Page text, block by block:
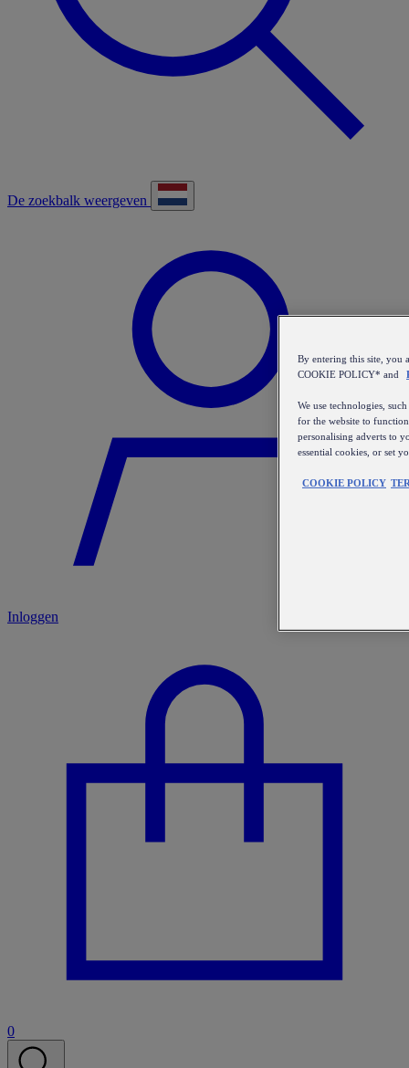
De zoekbalk weergeven
Inloggen
0
By entering this site, you
COOKIE POLICY* and
We use technologies,
for the website to
personalising adverts to
essential cookies, or set
COOKIE POLICY